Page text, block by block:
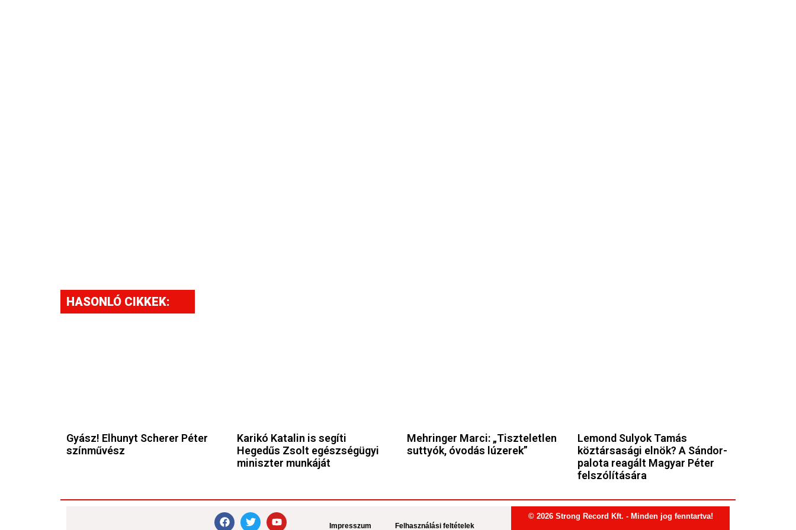
HASONLÓ CIKKEK:
Gyász! Elhunyt Scherer Péter
színművész
Karikó Katalin is segíti
Hegedűs Zsolt egészségügyi
miniszter munkáját
Mehringer Marci: „Tiszteletlen
suttyók, óvodás lúzerek”
Lemond Sulyok Tamás
köztársasági elnök? A Sándor-
palota reagált Magyar Péter
felszólítására
Impresszum Felhasználási feltételek
© 2026 Strong Record Kft. - Minden jog fenntartva!